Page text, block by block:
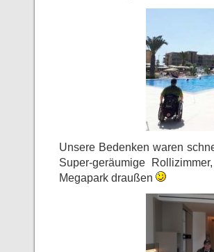
Unsere Bedenken waren
Super-geräumige
Megapark draußen